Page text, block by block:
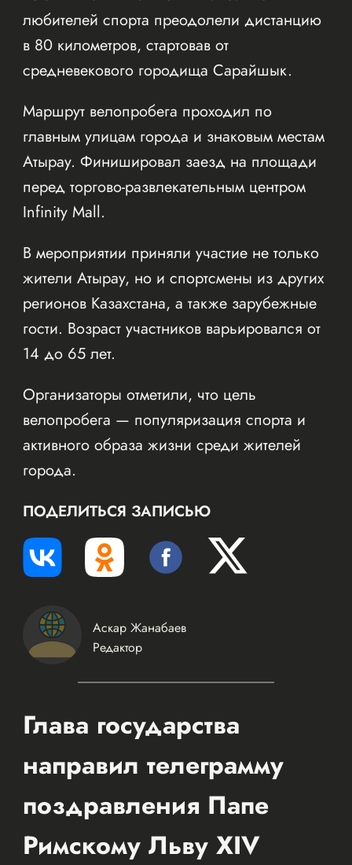
любителей спорта преодолели дистанцию
в 80 километров, стартовав от
средневекового городища Сарайшык.
Маршрут велопробега проходил по
главным улицам города и знаковым местам
Атырау. Финишировал заезд на площади
перед торгово-развлекательным центром
Infinity Mall.
В мероприятии приняли участие не только
жители Атырау, но и спортсмены из других
регионов Казахстана, а также зарубежные
гости. Возраст участников варьировался от
14 до 65 лет.
Организаторы отметили, что цель
велопробега — популяризация спорта и
активного образа жизни среди жителей
города.
ПОДЕЛИТЬСЯ ЗАПИСЬЮ
Аскар Жанабаев
Редактор
Глава государства
направил телеграмму
поздравления Папе
Римскому Льву XIV